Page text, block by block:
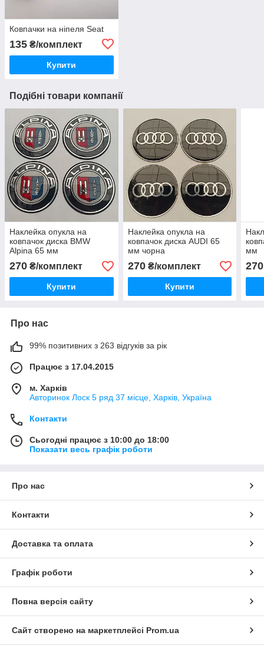
Ковпачки на ніпеля Seat
135 ₴/комплект
Купити
Подібні товари компанії
Наклейка опукла на
ковпачок диска BMW
Alpina 65 мм
270 ₴/комплект
Купити
Наклейка опукла на
ковпачок диска AUDI 65
мм чорна
270₴/комплект
Купити
мм
270
Про нас
99% позитивних з 263 відгуків за рік
Працює з 17.04.2015
м. Харків
Авторинок Лоск 5 ряд 37 місце, Харків, Україна
Контакти
Сьогодні працює з 10:00 до 18:00
Показати весь графік роботи
Про нас
Контакти
Доставка та оплата
Графік роботи
Повна версія сайту
Сайт створено на маркетплейсі Prom.ua